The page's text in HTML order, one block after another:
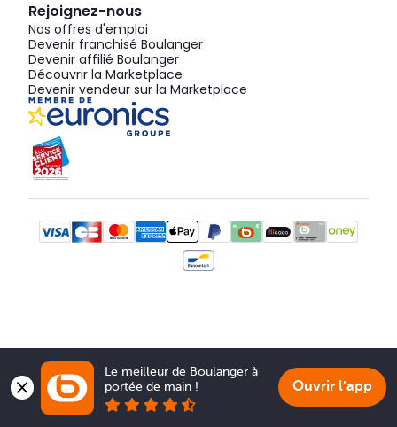
Rejoignez-nous
Nos offres d'emploi
Devenir franchisé Boulanger
Devenir affilié Boulanger
Découvrir la Marketplace
Devenir vendeur sur la Marketplace
Le meilleur de Boulanger à
portée de main !
Ouvrir l'app